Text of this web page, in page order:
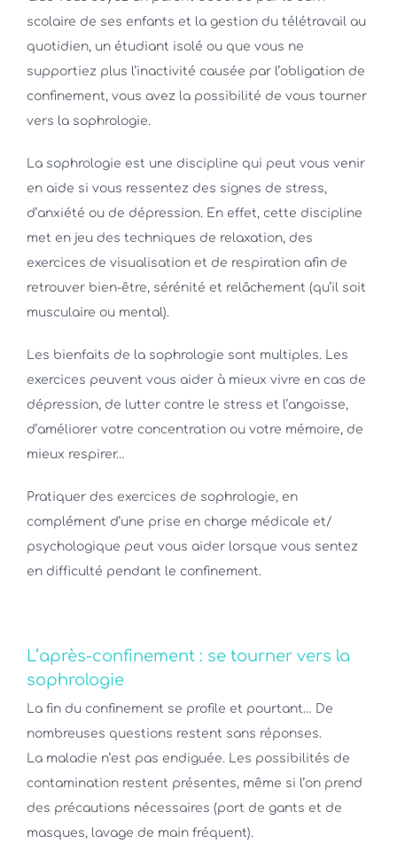
scolaire de ses enfants et la gestion du télétravail au
quotidien, un étudiant isolé ou que vous ne
supportiez plus l’inactivité causée par l’obligation de
confinement, vous avez la possibilité de vous tourner
vers la sophrologie.
La sophrologie est une discipline qui peut vous venir
en aide si vous ressentez des signes de stress,
d’anxiété ou de dépression. En effet, cette discipline
met en jeu des techniques de relaxation, des
exercices de visualisation et de respiration afin de
retrouver bien-être, sérénité et relâchement (qu’il soit
musculaire ou mental).
Les bienfaits de la sophrologie sont multiples. Les
exercices peuvent vous aider à mieux vivre en cas de
dépression, de lutter contre le stress et l’angoisse,
d’améliorer votre concentration ou votre mémoire, de
mieux respirer…
Pratiquer des exercices de sophrologie, en
complément d’une prise en charge médicale et/
psychologique peut vous aider lorsque vous sentez
en difficulté pendant le confinement.
L’après-confinement : se tourner vers la
sophrologie
La fin du confinement se profile et pourtant… De
nombreuses questions restent sans réponses.
La maladie n’est pas endiguée. Les possibilités de
contamination restent présentes, même si l’on prend
des précautions nécessaires (port de gants et de
masques, lavage de main fréquent).